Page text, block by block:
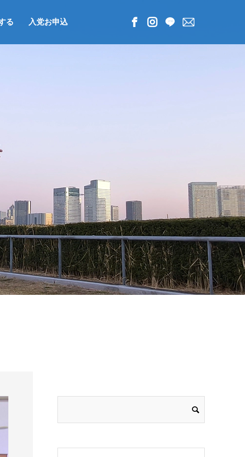
る 入党お申込